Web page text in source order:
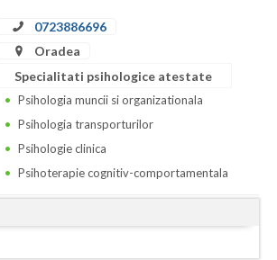
0723886696
Oradea
Specialitati psihologice atestate
Psihologia muncii si organizationala
Psihologia transporturilor
Psihologie clinica
Psihoterapie cognitiv-comportamentala